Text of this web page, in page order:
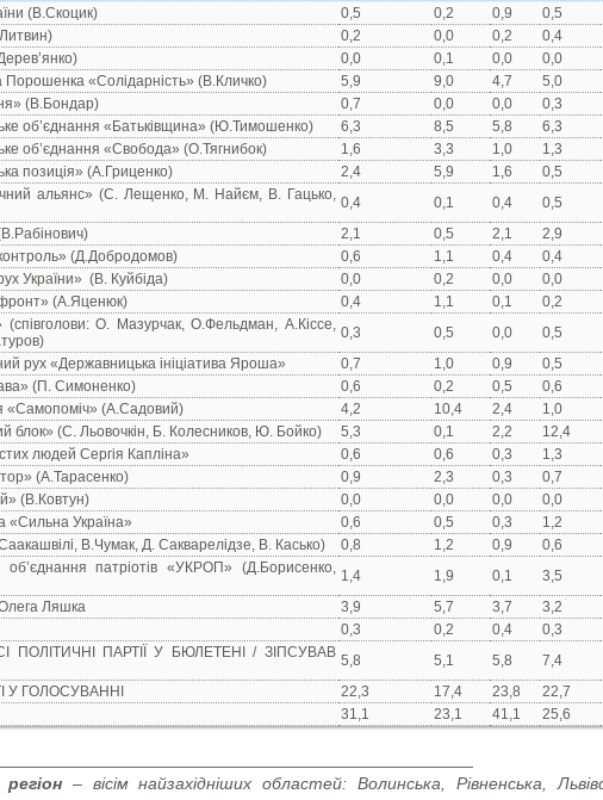
(В.Скоцик)
0,5 0,2 0,9 0,5
0,2 0,0 0,2 0,4
0,0 0,1 0,0 0,0
Порошенка «Солідарність» (В.Кличко)
5,9 9,0 4,7 5,0
(В.Бондар)
0,7 0,0 0,0 0,3
об’єднання «Батьківщина» (Ю.Тимошенко)
6,3 8,5 5,8 6,3
об’єднання «Свобода» (О.Тягнибок)
1,6 3,3 1,0 1,3
позиція» (А.Гриценко)
2,4 5,9 1,6 0,5
альянс» (С. Лещенко, М. Найєм, В. Гацько, 0,4 0,1 0,4 0,5
2,1 0,5 2,1 2,9
(Д.Добродомов)
0,6 1,1 0,4 0,4
України» (В. Куйбіда)
0,0 0,2 0,0 0,0
(А.Яценюк)
0,4 1,1 0,1 0,2
О. Мазурчак, О.Фельдман, А.Кіссе, 0,3 0,5 0,0 0,5
рух «Державницька ініціатива Яроша»
0,7 1,0 0,9 0,5
(П. Симоненко)
0,6 0,2 0,5 0,6
«Самопоміч» (А.Садовий)
4,2 10,4 2,4 1,0
блок» (С. Льовочкін, Б. Колесников, Ю. Бойко)
5,3 0,1 2,2 12,4
людей Сергія Капліна»
0,6 0,6 0,3 1,3
(А.Тарасенко)
0,9 2,3 0,3 0,7
(В.Ковтун)
0,0 0,0 0,0 0,0
«Сильна Україна»
0,6 0,5 0,3 1,2
В.Чумак, Д. Сакварелідзе, В. Касько)
0,8 1,2 0,9 0,6
об’єднання патріотів «УКРОП» (Д.Борисенко, 1,4 1,9 0,1 3,5
Ляшка
3,9 5,7 3,7 3,2
0,3 0,2 0,4 0,3
ПОЛІТИЧНІ ПАРТІЇ У БЮЛЕТЕНІ / ЗІПСУВАВ 5,8 5,1 5,8 7,4
У ГОЛОСУВАННІ
22,3 17,4 23,8 22,7
31,1 23,1 41,1 25,6
регіон – вісім найзахідніших областей: Волинська, Рівненська,